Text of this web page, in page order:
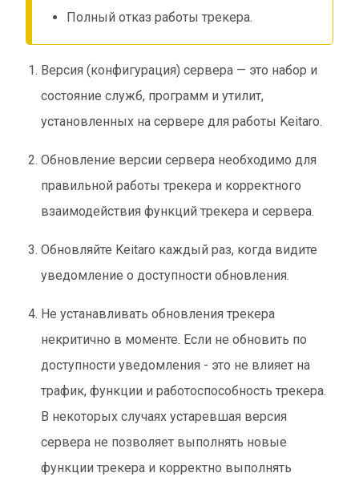
Полный отказ работы трекера.
Версия (конфигурация) сервера — это набор и
состояние служб, программ и утилит,
установленных на сервере для работы Keitaro.
Обновление версии сервера необходимо для
правильной работы трекера и корректного
взаимодействия функций трекера и сервера.
Обновляйте Keitaro каждый раз, когда видите
уведомление о доступности обновления.
Не устанавливать обновления трекера
некритично в моменте. Если не обновить по
доступности уведомления - это не влияет на
трафик, функции и работоспособность трекера.
В некоторых случаях устаревшая версия
сервера не позволяет выполнять новые
функции трекера и корректно выполнять